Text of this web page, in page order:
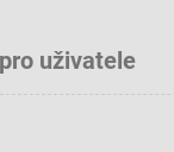
uživatele